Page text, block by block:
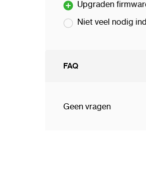
Upgraden
Niet veel nodig
FAQ
Geen vragen